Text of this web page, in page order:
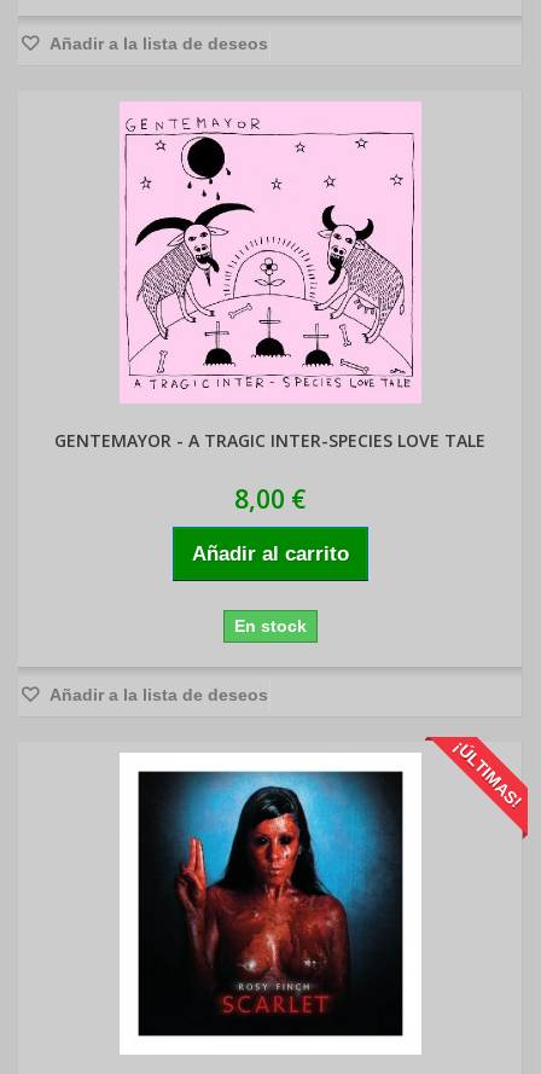
Añadir a la lista de deseos
GENTEMAYOR - A TRAGIC INTER-SPECIES LOVE TALE
8,00 €
Añadir al carrito
En stock
Añadir a la lista de deseos
¡ÚLTIMAS!